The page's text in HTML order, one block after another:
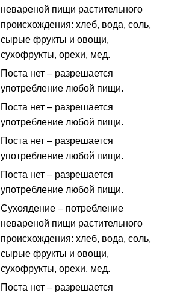
невареной пищи растительного
происхождения: хлеб, вода, соль,
сырые фрукты и овощи,
сухофрукты, орехи, мед.
Поста нет – разрешается
употребление любой пищи.
Поста нет – разрешается
употребление любой пищи.
Поста нет – разрешается
употребление любой пищи.
Поста нет – разрешается
употребление любой пищи.
Сухоядение – потребление
невареной пищи растительного
происхождения: хлеб, вода, соль,
сырые фрукты и овощи,
сухофрукты, орехи, мед.
Поста нет – разрешается